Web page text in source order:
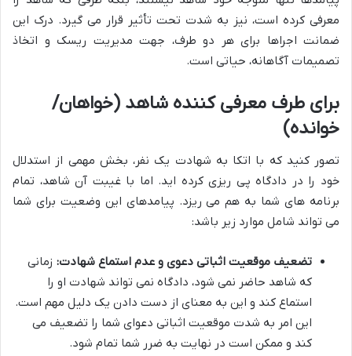
معرفی کرده است، نیز به شدت تحت تأثیر قرار می گیرد. درک این
ضمانت اجراها برای هر دو طرف، جهت مدیریت ریسک و اتخاذ
تصمیمات آگاهانه، حیاتی است.
برای طرف معرفی کننده شاهد (خواهان/
خوانده)
تصور کنید که با اتکا به شهادت یک نفر، بخش مهمی از استدلال
خود را در دادگاه پی ریزی کرده اید. اما با غیبت آن شاهد، تمام
برنامه های شما به هم می ریزد. پیامدهای این وضعیت برای شما
می تواند شامل موارد زیر باشد:
تضعیف موقعیت اثباتی دعوی و عدم استماع شهادت: زمانی
که شاهد حاضر نمی شود، دادگاه نمی تواند شهادت او را
استماع کند و این به معنای از دست دادن یک دلیل مهم است.
این امر به شدت موقعیت اثباتی دعوای شما را تضعیف می
کند و ممکن است در نهایت به ضرر شما تمام شود.